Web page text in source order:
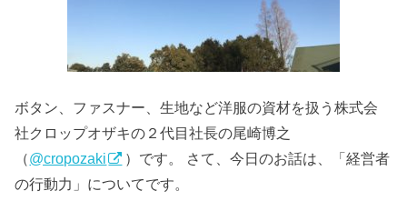
ボタン、ファスナー、生地など洋服の資材を扱う株式会
社クロップオザキの２代目社長の尾崎博之
（@cropozaki
）です。 さて、今日のお話は、「経営者
の行動力」についてです。